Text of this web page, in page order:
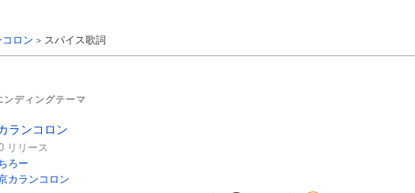
ロン スパイス歌詞
ディングテーマ
ランコロン
リリース
ろー
カランコロン